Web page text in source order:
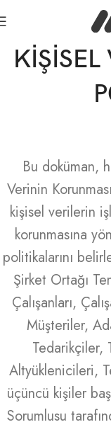
KİŞİSEL
Bu doküman,
Verinin
kişisel verilerin
korunmasına
politikalarını
Şirket Ortağı
Çalışanları,
Müşteriler,
Tedarikçiler,
Altyüklenicileri,
üçüncü kişiler
Sorumlusu